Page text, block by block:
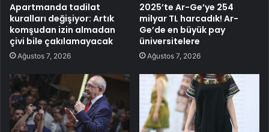
Apartmanda tadilat
kuralları değişiyor: Artık
komşudan izin almadan
çivi bile çakılamayacak
Ağustos 7, 2026
2025’te Ar-Ge’ye 254
milyar TL harcadık! Ar-
Ge’de en büyük pay
üniversitelere
Ağustos 7, 2026